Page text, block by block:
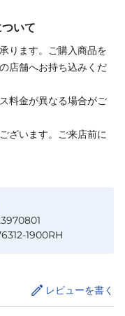
いて
ります。ご購入商品を
店舗へお持ち込みくだ
料金が異なる場合がご
ざいます。ご来店前に
1900RH
レビューを書く